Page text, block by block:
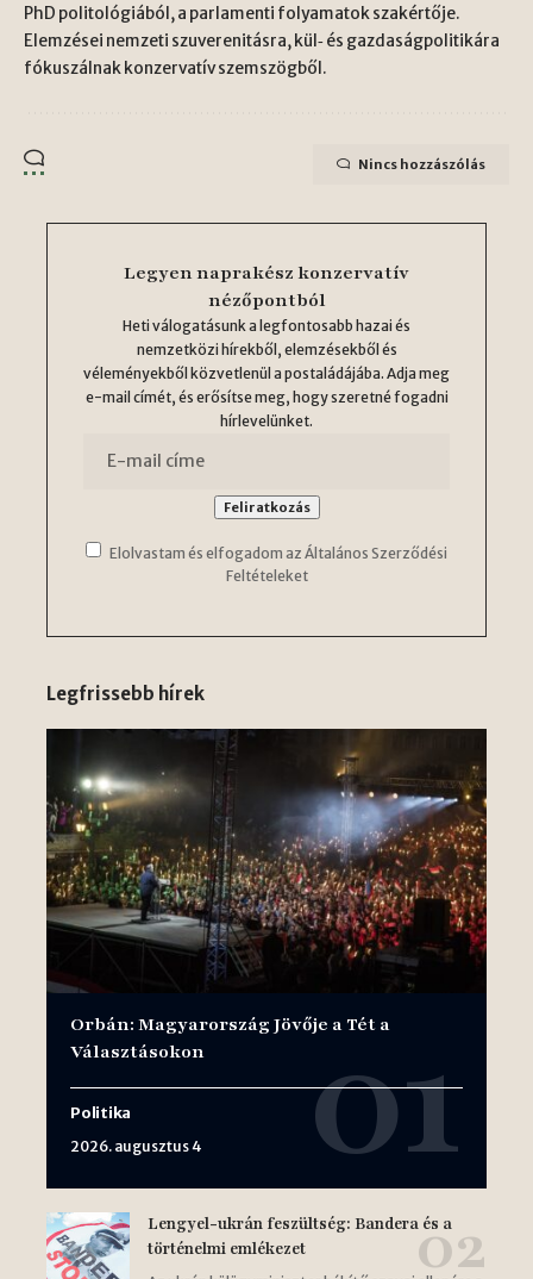
PhD politológiából, a parlamenti folyamatok szakértője.
Elemzései nemzeti szuverenitásra, kül‑ és gazdaságpolitikára
fókuszálnak konzervatív szemszögből.
Nincs hozzászólás
Legyen naprakész konzervatív
nézőpontból
Heti válogatásunk a legfontosabb hazai és
nemzetközi hírekből, elemzésekből és
véleményekből közvetlenül a postaládájába. Adja meg
e-mail címét, és erősítse meg, hogy szeretné fogadni
hírlevelünket.
Elolvastam és elfogadom az Általános Szerződési
Feltételeket
Legfrissebb hírek
Orbán: Magyarország Jövője a Tét a
Választásokon
Politika
2026. augusztus 4
Lengyel-ukrán feszültség: Bandera és a
történelmi emlékezet